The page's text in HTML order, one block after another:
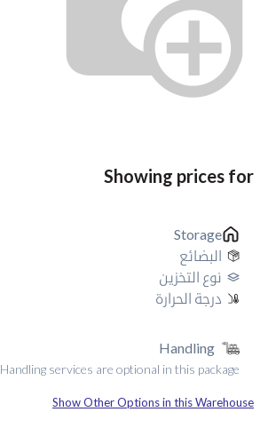
Previous
Showing prices for
Storage
البضائع
نوع التخزين
درجة الحرارة
Handling
Handling services are optional in this package
Show Other Options in this Warehouse